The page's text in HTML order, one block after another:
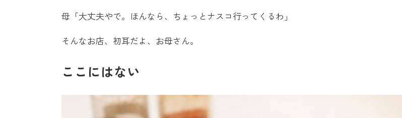
母「大丈夫やで。ほんなら、ちょっとナスコ行ってくるわ」
そんなお店、初耳だよ、お母さん。
ここにはない